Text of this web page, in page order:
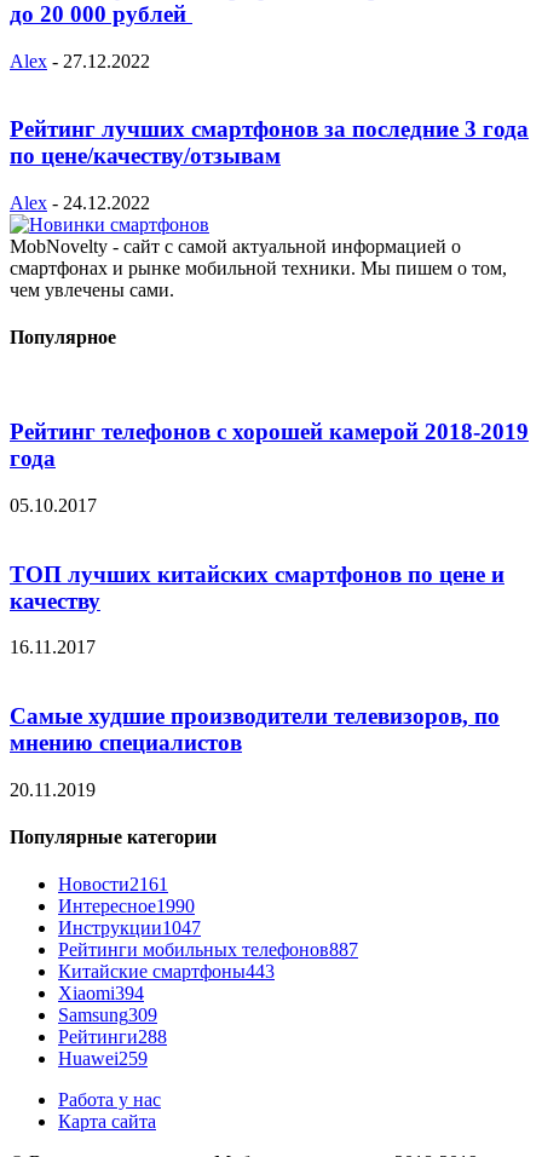
до 20 000 рублей
Alex - 27.12.2022
Рейтинг лучших смартфонов за последние 3 года
по цене/качеству/отзывам
Alex - 24.12.2022
MobNovelty - сайт с самой актуальной информацией о
смартфонах и рынке мобильной техники. Мы пишем о том,
чем увлечены сами.
Популярное
Рейтинг телефонов с хорошей камерой 2018-2019
года
05.10.2017
ТОП лучших китайских смартфонов по цене и
качеству
16.11.2017
Самые худшие производители телевизоров, по
мнению специалистов
20.11.2019
Популярные категории
Новости2161
Интересное1990
Инструкции1047
Рейтинги мобильных телефонов887
Китайские смартфоны443
Xiaomi394
Samsung309
Рейтинги288
Huawei259
Работа у нас
Карта сайта